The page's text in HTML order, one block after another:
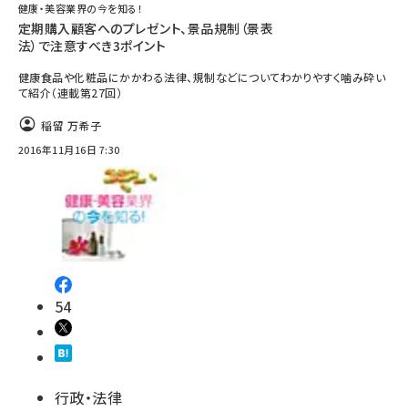
健康・美容業界の今を知る！
定期購入顧客へのプレゼント、景品規制（景表
法）で注意すべき3ポイント
健康食品や化粧品にかかわる法律、規制などについてわかりやすく噛み砕い
て紹介（連載第27回）
稲留 万希子
2016年11月16日 7:30
54
行政・法律